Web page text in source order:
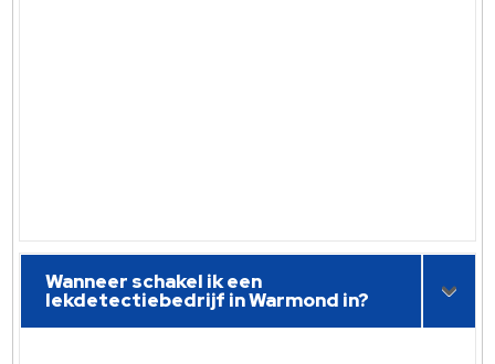
Wanneer schakel ik een
lekdetectiebedrijf in Warmond in?